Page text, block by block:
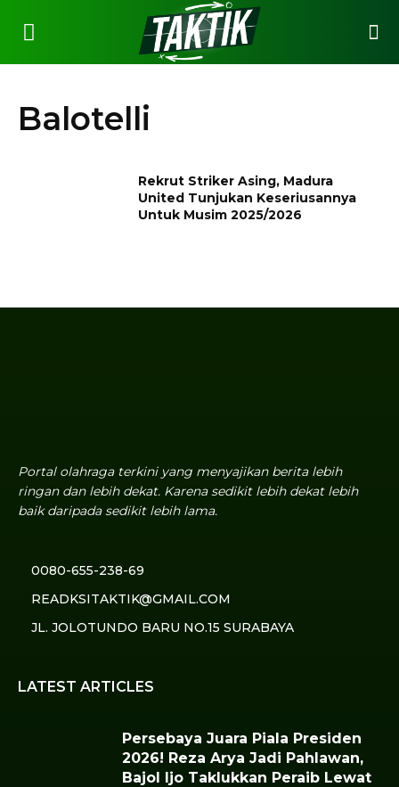
Balotelli
Rekrut Striker Asing, Madura
United Tunjukan Keseriusannya
Untuk Musim 2025/2026
Portal olahraga terkini yang menyajikan berita lebih
ringan dan lebih dekat. Karena sedikit lebih dekat lebih
baik daripada sedikit lebih lama.
0080-655-238-69
READKSITAKTIK@GMAIL.COM
JL. JOLOTUNDO BARU NO.15 SURABAYA
LATEST ARTICLES
Persebaya Juara Piala Presiden
2026! Reza Arya Jadi Pahlawan,
Bajol Ijo Taklukkan Peraib Lewat